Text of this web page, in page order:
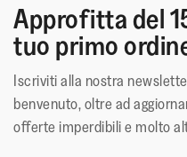
Approfitta del
tuo primo
Iscriviti alla nostra
benvenuto, oltre ad
offerte imperdibili e molto